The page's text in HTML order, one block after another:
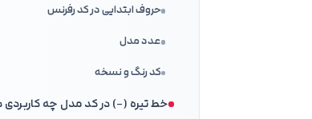
حروف ابتدایی در کد رفرنس
عدد مدل
کد رنگ و نسخه
خط تیره (-) در کد مدل چه کاربردی